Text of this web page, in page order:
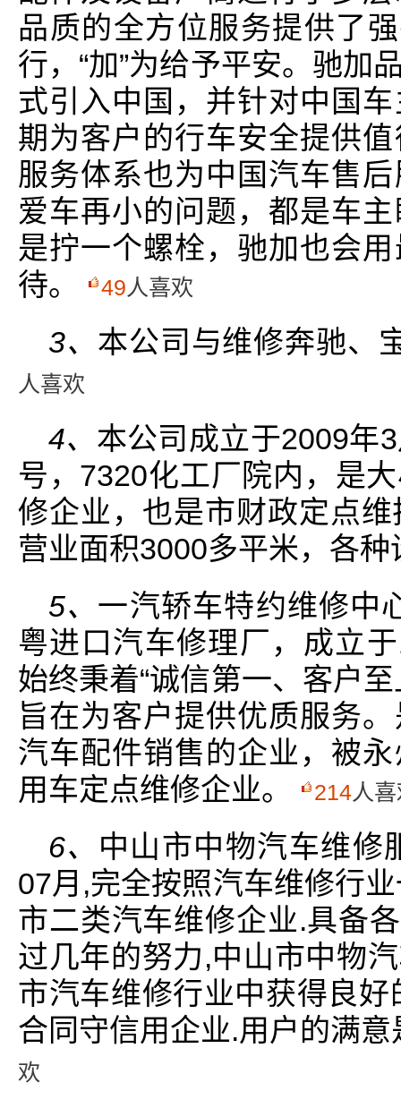
品质的全方位服务提供了
行，“加”为给予平安。驰加
式引入中国，并针对中国
期为客户的行车安全提供
服务体系也为中国汽车售
爱车再小的问题，都是车
是拧一个螺栓，驰加也会
待。
49人喜欢
3、 本公司与维修奔驰、
人喜欢
4、 本公司成立于2009年
号，7320化工厂院内，是
修企业，也是市财政定点
营业面积3000多平米，各
5、 一汽轿车特约维修中
粤进口汽车修理厂，成立
始终秉着“诚信第一、客户
旨在为客户提供优质服务
汽车配件销售的企业，被
用车定点维修企业。
214人
6、 中山市中物汽车维修
07月,完全按照汽车维修行
市二类汽车维修企业.具备
过几年的努力,中山市中物
市汽车维修行业中获得良
合同守信用企业.用户的满
欢